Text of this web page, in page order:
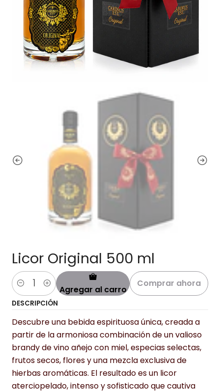
Licor Original 500 ml
Cantidad Agregar al carro
Comprar ahora
DESCRIPCIÓN
Descubre una bebida espirituosa única, creada a
partir de la armoniosa combinación de un valioso
brandy de vino añejo con miel, especias selectas,
frutos secos, flores y una mezcla exclusiva de
hierbas aromáticas. El resultado es un licor
aterciopelado, intenso y sofisticado que cautiva